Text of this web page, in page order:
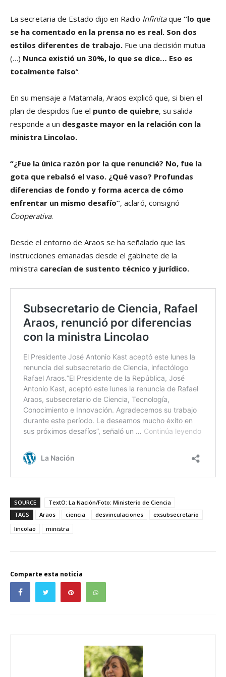
La secretaria de Estado dijo en Radio Infinitaque “lo que
se ha comentado en la prensa no es real. Son dos
estilos diferentes de trabajo. Fue una decisión mutua
(…) Nunca existió un 30%, lo que se dice… Eso es
totalmente falso“.
En su mensaje a Matamala, Araos explicó que, si bien el
plan de despidos fue el punto de quiebre, su salida
responde a un desgaste mayor en la relación con la
ministra Lincolao.
“¿Fue la única razón por la que renuncié? No, fue la
gota que rebalsó el vaso. ¿Qué vaso? Profundas
diferencias de fondo y forma acerca de cómo
enfrentar un mismo desafío”, aclaró, consignó
Cooperativa.
Desde el entorno de Araos se ha señalado que las
instrucciones emanadas desde el gabinete de la
ministra carecían de sustento técnico y jurídico.
SOURCE
TextO: La Nación/Foto: Ministerio de Ciencia
TAGS
Araos ciencia desvinculaciones
exsubsecretario
lincolao
ministra
Comparte esta noticia